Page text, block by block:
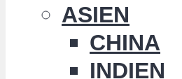
ASIEN
CHINA
INDIEN